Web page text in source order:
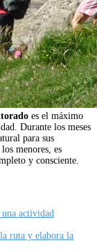
es el máximo
Durante los meses
para sus
menores, es
y consciente.
actividad
ruta y elabora la